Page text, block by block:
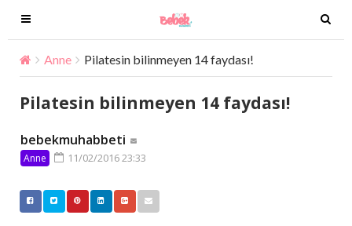
T
o
g
g
l
e
n
a
v
i
T
o
g
Anne Pilatesin bilinmeyen 14 faydası!
Pilatesin bilinmeyen 14 faydası!
bebekmuhabbeti
Anne 11/02/2016 23:33